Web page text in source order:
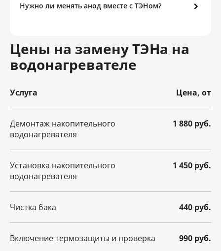
Цены на замену ТЭНа на
водонагревателе
Услуга Цена, от
Демонтаж накопительного
водонагревателя
1 880 руб.
Установка накопительного
водонагревателя
1 450 руб.
Чистка бака 440 руб.
Включение термозащиты и проверка 990 руб.
Нужно ли менять анод вместе с ТЭНом?